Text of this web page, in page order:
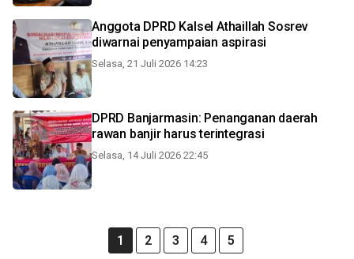
Anggota DPRD Kalsel Athaillah Sosrev
diwarnai penyampaian aspirasi
Selasa, 21 Juli 2026 14:23
DPRD Banjarmasin: Penanganan daerah
rawan banjir harus terintegrasi
Selasa, 14 Juli 2026 22:45
1 2 3 4 5